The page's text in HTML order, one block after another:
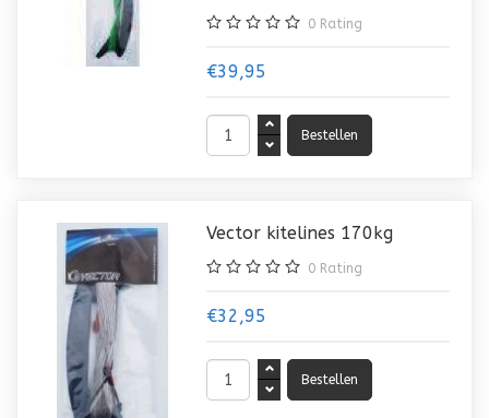
0 Rating
€39,95
Vector kitelines 170kg
0 Rating
€32,95